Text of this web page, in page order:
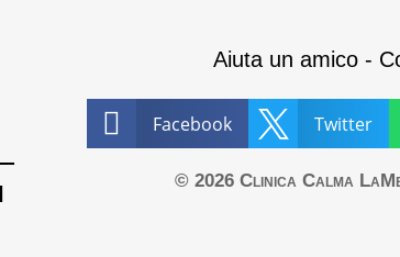
Aiuta un amico -
 Facebook  Twitter
© 2026 Clinica Calma